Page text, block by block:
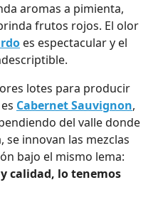
aromas a pimienta,
frutos rojos. El olor
es espectacular y el
lotes para producir
Cabernet Sauvignon,
del valle donde
se innovan las mezclas
bajo el mismo lema:
calidad, lo tenemos